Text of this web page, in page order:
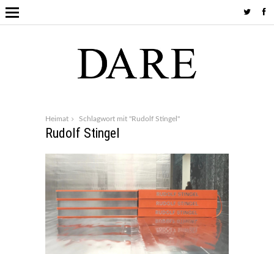
Heimat Schlagwort mit "Rudolf Stingel"
Rudolf Stingel